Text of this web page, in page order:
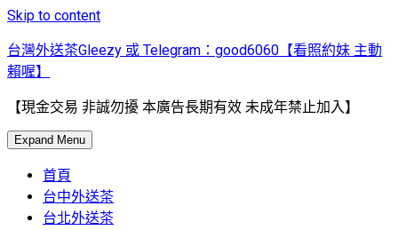
Skip to content
台灣外送茶Gleezy 或 Telegram：good6060【看照約妹 主動
賴喔】
【現金交易 非誠勿擾 本廣告長期有效 未成年禁止加入】
Expand Menu
首頁
台中外送茶
台北外送茶